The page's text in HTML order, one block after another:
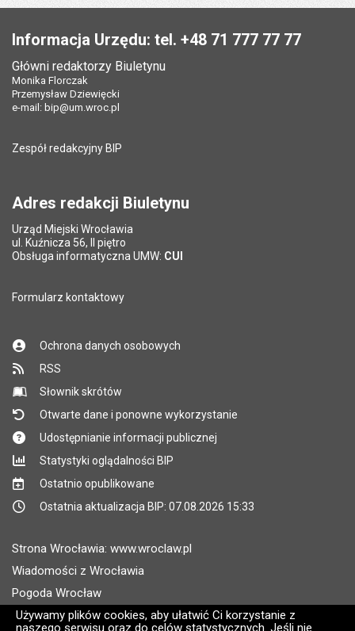
Używamy plików cookies, aby ułatwić Ci korzystanie z
naszego serwisu oraz do celów statystycznych. Jeśli nie
Informacja Urzędu: tel. +48 71 777 77 77
Główni redaktorzy Biuletynu
Monika Florczak
Przemysław Dziewięcki
e-mail: bip@um.wroc.pl
Zespół redakcyjny BIP
Adres redakcji Biuletynu
Urząd Miejski Wrocławia
ul. Kuźnicza 56, II piętro
Obsługa informatyczna UMW: CUI
Formularz kontaktowy
Ochrona danych osobowych
RSS
Słownik skrótów
Otwarte dane i ponowne wykorzystanie
Udostępnianie informacji publicznej
Statystyki oglądalności BIP
Ostatnio opublikowane
Ostatnia aktualizacja BIP: 07.08.2026 15:33
Strona Wrocławia: www.wroclaw.pl
Wiadomości z Wrocławia
Pogoda Wrocław
Rozkłady jazdy MPK Wrocław